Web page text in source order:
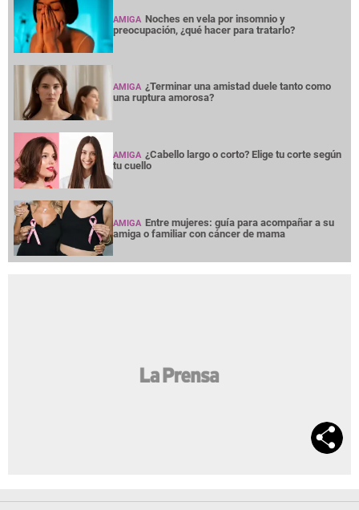
AMIGA Noches en vela por insomnio y
preocupación, ¿qué hacer para tratarlo?
AMIGA ¿Terminar una amistad duele tanto como
una ruptura amorosa?
AMIGA ¿Cabello largo o corto? Elige tu corte según
tu cuello
AMIGA Entre mujeres: guía para acompañar a su
amiga o familiar con cáncer de mama